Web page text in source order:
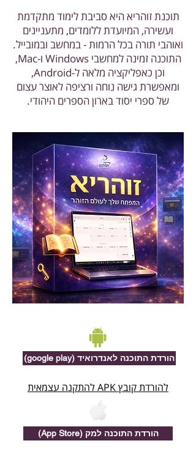
תוכנת זוהריא היא סביבת לימוד מתקדמת
ועשירה, המיועדת ללומדים, מתעניינים
ואוהבי תורה בכל הרמות - במחשב ובמובייל.
התוכנה זמינה למחשבי Windows ו-Mac,
וכן כאפליקציה מלאה ל-Android,
ומאפשרת גישה נוחה ורציפה לאוצר עצום
של ספרי יסוד בארון הספרים היהודי.
(google play) הורדת התוכנה לאנדרואיד
להורדת קובץ APK להתקנה עצמאית
(App Store) הורדת התוכנה למק